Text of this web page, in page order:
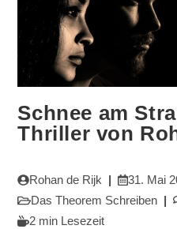
Schnee am
Thriller von
Beitrags-
Autor:
Rohan de Rijk
Beitrag
31. Mai
Beitrags-
Kategorie:
Das Theorem Schreiben
Lesedauer:
2 min Lesezeit